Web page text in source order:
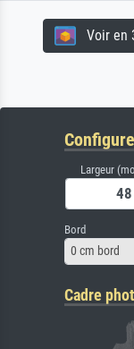
Voir en
Largeur
Bord
0 cm bord
Cadre